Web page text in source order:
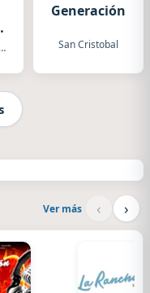
San Juan de Colon
Generación
San Cristobal
Ver más ‹ ›